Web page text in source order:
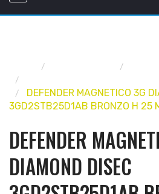
DEFENDER MAGNETICO 3G
3GD2STB25D1AB BRONZO H 25
DEFENDER
DIAMOND DISEC